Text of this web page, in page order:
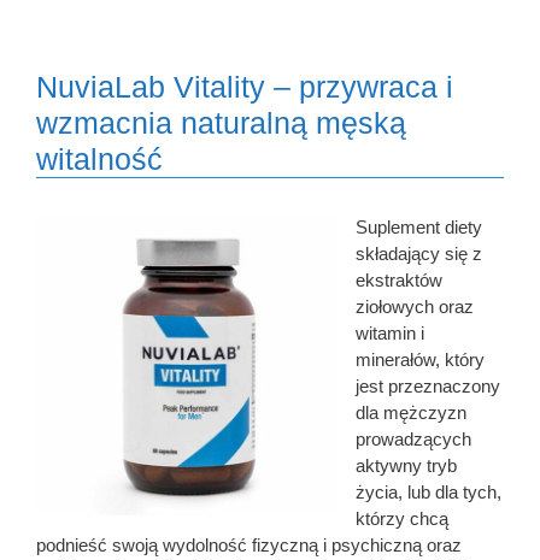
NuviaLab Vitality – przywraca i
wzmacnia naturalną męską
witalność
Suplement diety
składający się z
ekstraktów
ziołowych oraz
witamin i
minerałów, który
jest przeznaczony
dla mężczyzn
prowadzących
aktywny tryb
życia, lub dla tych,
którzy chcą
podnieść swoją wydolność fizyczną i psychiczną oraz